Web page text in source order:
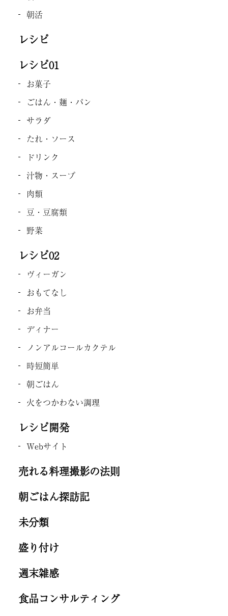
朝活
レシピ
レシピ01
お菓子
ごはん・麺・パン
サラダ
たれ・ソース
ドリンク
汁物・スープ
肉類
豆・豆腐類
野菜
レシピ02
ヴィーガン
おもてなし
お弁当
ディナー
ノンアルコールカクテル
時短簡単
朝ごはん
火をつかわない調理
レシピ開発
Webサイト
売れる料理撮影の法則
朝ごはん探訪記
未分類
盛り付け
週末雑感
食品コンサルティング